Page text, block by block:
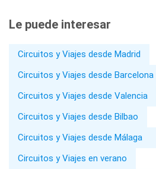
Le puede interesar
Circuitos y Viajes desde Madrid
Circuitos y Viajes desde Barcelona
Circuitos y Viajes desde Valencia
Circuitos y Viajes desde Bilbao
Circuitos y Viajes desde Málaga
Circuitos y Viajes en verano